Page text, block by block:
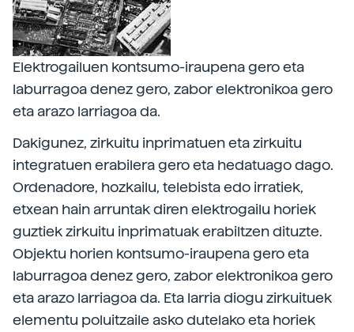
Elektrogailuen kontsumo-iraupena gero eta
laburragoa denez gero, zabor elektronikoa gero
eta arazo larriagoa da.
Dakigunez, zirkuitu inprimatuen eta zirkuitu
integratuen erabilera gero eta hedatuago dago.
Ordenadore, hozkailu, telebista edo irratiek,
etxean hain arruntak diren elektrogailu horiek
guztiek zirkuitu inprimatuak erabiltzen dituzte.
Objektu horien kontsumo-iraupena gero eta
laburragoa denez gero, zabor elektronikoa gero
eta arazo larriagoa da. Eta larria diogu zirkuituek
elementu poluitzaile asko dutelako eta horiek